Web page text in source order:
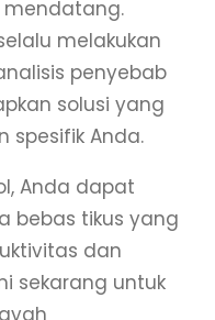
melakukan
penyebab
solusi yang
spesifik Anda.
Anda dapat
bebas tikus yang
dan
sekarang untuk